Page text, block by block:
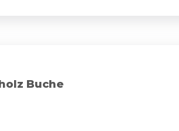
Buche